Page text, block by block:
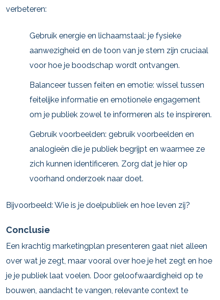
verbeteren:
Gebruik energie en lichaamstaal: je fysieke
aanwezigheid en de toon van je stem zijn cruciaal
voor hoe je boodschap wordt ontvangen.
Balanceer tussen feiten en emotie: wissel tussen
feitelijke informatie en emotionele engagement
om je publiek zowel te informeren als te inspireren.
Gebruik voorbeelden: gebruik voorbeelden en
analogieën die je publiek begrijpt en waarmee ze
zich kunnen identificeren. Zorg dat je hier op
voorhand onderzoek naar doet.
Bijvoorbeeld: Wie is je doelpubliek en hoe leven zij?
Conclusie
Een krachtig marketingplan presenteren gaat niet alleen
over wat je zegt, maar vooral over hoe je het zegt en hoe
je je publiek laat voelen. Door geloofwaardigheid op te
bouwen, aandacht te vangen, relevante context te